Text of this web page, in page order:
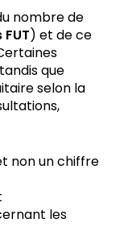
nombre de
FUT) et de ce
que
selon la
non un chiffre
les